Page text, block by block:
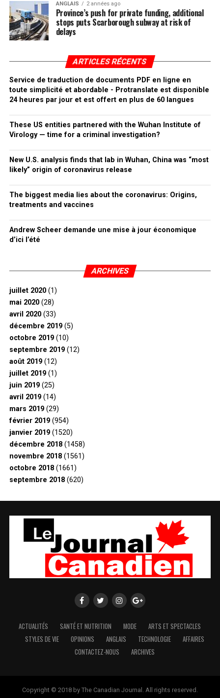
ANGLAIS 2 années ago
Province’s push for private funding, additional
stops puts Scarborough subway at risk of
delays
ARTICLES RÉCENTS
Service de traduction de documents PDF en ligne en
toute simplicité et abordable - Protranslate est disponible
24 heures par jour et est offert en plus de 60 langues
These US entities partnered with the Wuhan Institute of
Virology — time for a criminal investigation?
New U.S. analysis finds that lab in Wuhan, China was “most
likely” origin of coronavirus release
The biggest media lies about the coronavirus: Origins,
treatments and vaccines
Andrew Scheer demande une mise à jour économique
d’ici l’été
ARCHIVES
juillet 2020(1)
mai 2020(28)
avril 2020(33)
décembre 2019(5)
octobre 2019(10)
septembre 2019(12)
août 2019(12)
juillet 2019(1)
juin 2019(25)
avril 2019(14)
mars 2019(29)
février 2019(954)
janvier 2019(1520)
décembre 2018(1458)
novembre 2018(1561)
octobre 2018(1661)
septembre 2018(620)
ACTUALITÉS SANTÉ ET NUTRITION MODE
ARTS ET SPECTACLES
STYLES DE VIE
OPINIONS ANGLAIS TECHNOLOGIE
AFFAIRES
CONTACTEZ-NOUS
ARCHIVES
Copyright © 2018 by The Canadian Journal. All rights reserved.